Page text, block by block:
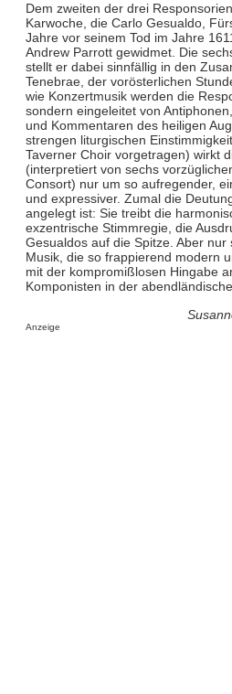
Dem zweiten der drei
Karwoche, die Carlo Gesualdo,
Jahre vor seinem Tod im Jahre
Andrew Parrott gewidmet. Die
stellt er dabei sinnfällig in den
Tenebrae, der vorösterlichen
wie Konzertmusik werden die
sondern eingeleitet von
und Kommentaren des heiligen
strengen liturgischen
Taverner Choir vorgetragen) wirkt
(interpretiert von sechs
Consort) nur um so aufregender,
und expressiver. Zumal die
angelegt ist: Sie treibt die
exzentrische Stimmregie, die
Gesualdos auf die Spitze. Aber nur
Musik, die so frappierend modern
mit der kompromißlosen Hingabe
Komponisten in der
Anzeige